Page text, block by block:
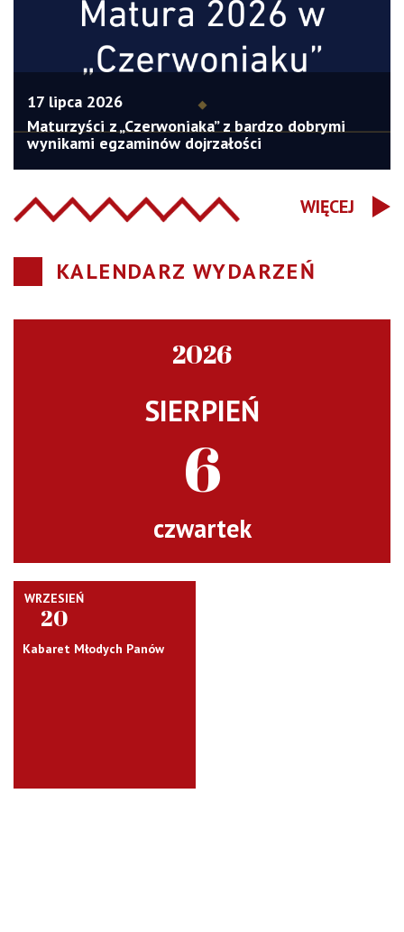
17 lipca 2026
Maturzyści z „Czerwoniaka” z bardzo dobrymi
wynikami egzaminów dojrzałości
WIĘCEJ
KALENDARZ WYDARZEŃ
2026
SIERPIEŃ
6
czwartek
WRZESIEŃ
20
Kabaret Młodych Panów